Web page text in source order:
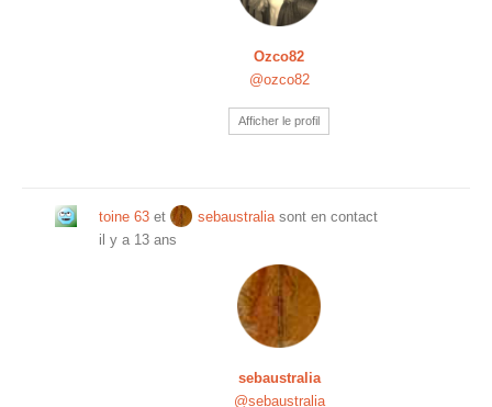
Ozco82
@ozco82
Afficher le profil
toine 63 et sebaustraliasont en contact
il y a 13 ans
sebaustralia
@sebaustralia